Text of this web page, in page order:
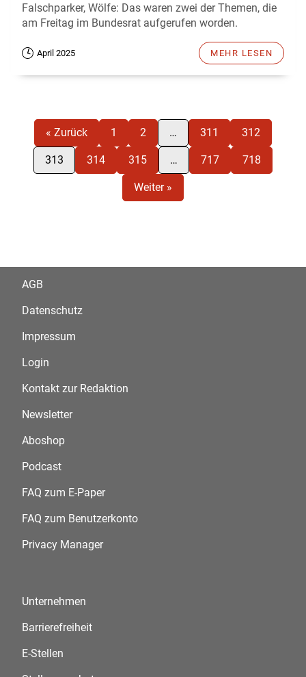
Falschparker, Wölfe: Das waren zwei der Themen, die
am Freitag im Bundesrat aufgerufen worden.
April 2025 MEHR LESEN
« Zurück 1 2 … 311 312
313 314 315 … 717 718
Weiter »
AGB
Datenschutz
Impressum
Login
Kontakt zur Redaktion
Newsletter
Aboshop
Podcast
FAQ zum E-Paper
FAQ zum Benutzerkonto
Privacy Manager
Unternehmen
Barrierefreiheit
E-Stellen